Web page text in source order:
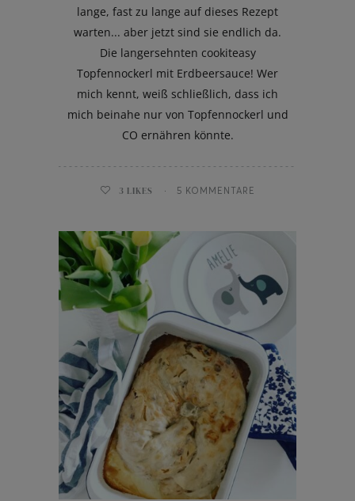
lange, fast zu lange auf dieses Rezept
warten... aber jetzt sind sie endlich da.
Die langersehnten cookiteasy
Topfennockerl mit Erdbeersauce! Wer
mich kennt, weiß schließlich, dass ich
mich beinahe nur von Topfennockerl und
CO ernähren könnte.
3 LIKES 5 KOMMENTARE